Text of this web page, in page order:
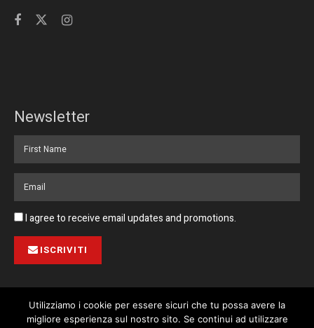
Newsletter
I agree to receive email updates and promotions.
ISCRIVITI
Utilizziamo i cookie per essere sicuri che tu possa avere la
migliore esperienza sul nostro sito. Se continui ad utilizzare